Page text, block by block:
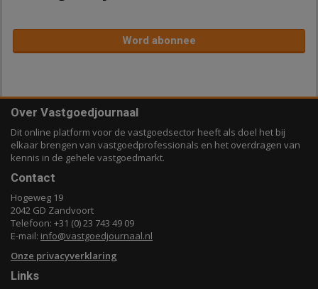
Word abonnee
Over Vastgoedjournaal
Dit online platform voor de vastgoedsector heeft als doel het bij
elkaar brengen van vastgoedprofessionals en het overdragen van
kennis in de gehele vastgoedmarkt.
Contact
Hogeweg 19
2042 GD Zandvoort
Telefoon: +31 (0) 23 743 49 09
E-mail: info@vastgoedjournaal.nl
Onze privacyverklaring
Links